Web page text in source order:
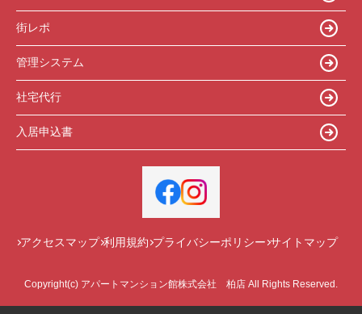
街レポ
管理システム
社宅代行
入居申込書
アクセスマップ 利用規約 プライバシーポリシー サイトマップ
Copyright(c) アパートマンション館株式会社 柏店 All Rights Reserved.